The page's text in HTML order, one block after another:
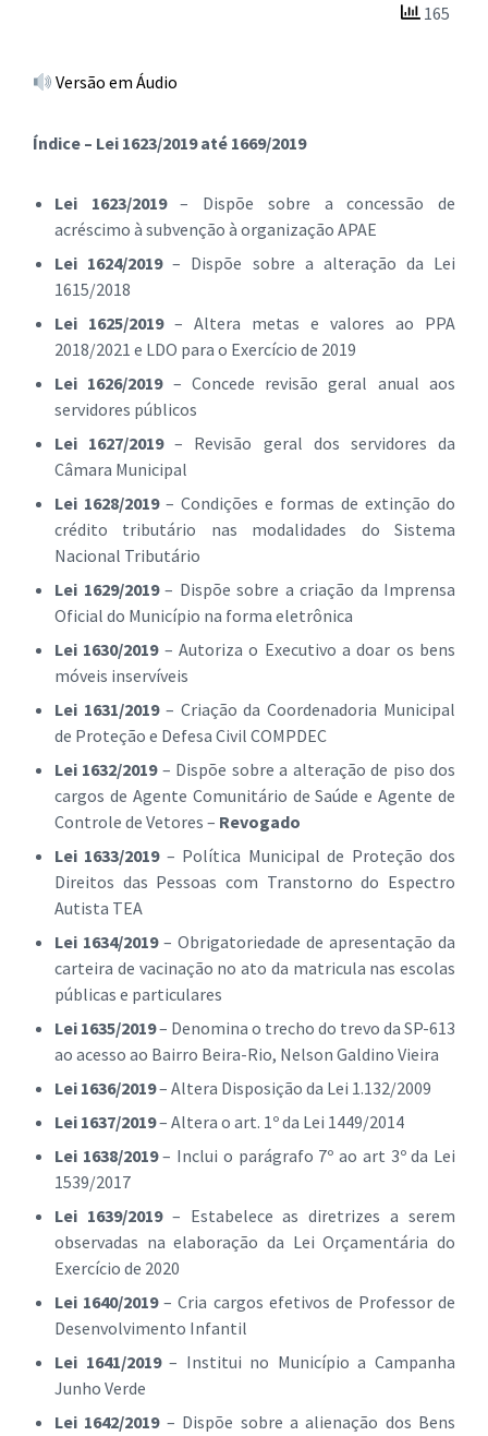
165
Versão em Áudio
Índice – Lei 1623/2019 até 1669/2019
Lei 1623/2019– Dispõe sobre a concessão de
acréscimo à subvenção à organização APAE
Lei 1624/2019– Dispõe sobre a alteração da Lei
1615/2018
Lei 1625/2019– Altera metas e valores ao PPA
2018/2021 e LDO para o Exercício de 2019
Lei 1626/2019– Concede revisão geral anual aos
servidores públicos
Lei 1627/2019– Revisão geral dos servidores da
Câmara Municipal
Lei 1628/2019– Condições e formas de extinção do
crédito tributário nas modalidades do Sistema
Nacional Tributário
Lei 1629/2019– Dispõe sobre a criação da Imprensa
Oficial do Município na forma eletrônica
Lei 1630/2019– Autoriza o Executivo a doar os bens
móveis inservíveis
Lei 1631/2019– Criação da Coordenadoria Municipal
de Proteção e Defesa Civil COMPDEC
Lei 1632/2019– Dispõe sobre a alteração de piso dos
cargos de Agente Comunitário de Saúde e Agente de
Controle de Vetores – Revogado
Lei 1633/2019– Política Municipal de Proteção dos
Direitos das Pessoas com Transtorno do Espectro
Autista TEA
Lei 1634/2019– Obrigatoriedade de apresentação da
carteira de vacinação no ato da matricula nas escolas
públicas e particulares
Lei 1635/2019– Denomina o trecho do trevo da SP-613
ao acesso ao Bairro Beira-Rio, Nelson Galdino Vieira
Lei 1636/2019– Altera Disposição da Lei 1.132/2009
Lei 1637/2019– Altera o art. 1º da Lei 1449/2014
Lei 1638/2019– Inclui o parágrafo 7º ao art 3º da Lei
1539/2017
Lei 1639/2019– Estabelece as diretrizes a serem
observadas na elaboração da Lei Orçamentária do
Exercício de 2020
Lei 1640/2019– Cria cargos efetivos de Professor de
Desenvolvimento Infantil
Lei 1641/2019– Institui no Município a Campanha
Junho Verde
Lei 1642/2019– Dispõe sobre a alienação dos Bens